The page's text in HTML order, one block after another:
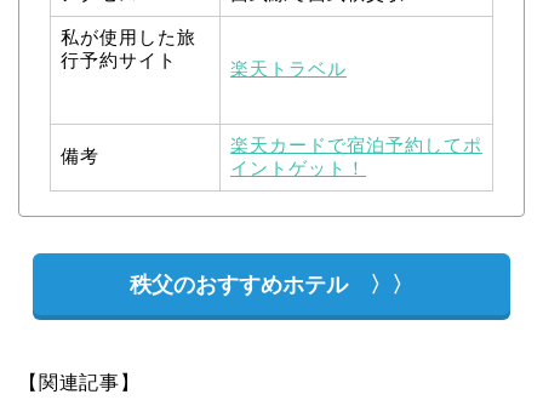
私が使用した旅
行予約サイト
楽天トラベル
備考
楽天カードで宿泊予約してポ
イントゲット！
秩父のおすすめホテル 〉〉
【関連記事】